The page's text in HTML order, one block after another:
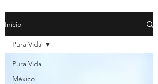
Início
Pura Vida
México
Pura Vida